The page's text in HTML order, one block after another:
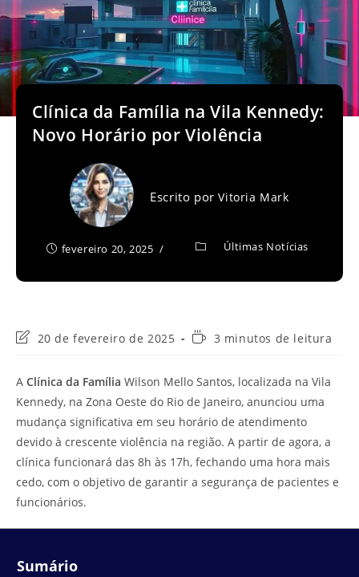
Clínica da Família na Vila Kennedy:
Novo Horário por Violência
Escrito porVitoria Mark
fevereiro 20, 2025 Últimas Notícias
Última
post:
20 de fevereiro de 2025
Tempo3 minutos de leitura
A Clínica da Família Wilson Mello Santos, localizada na Vila
Kennedy, na Zona Oeste do Rio de Janeiro, anunciou uma
mudança significativa em seu horário de atendimento
devido à crescente violência na região. A partir de agora, a
clínica funcionará das 8h às 17h, fechando uma hora mais
cedo, com o objetivo de garantir a segurança de pacientes e
funcionários.
Sumário